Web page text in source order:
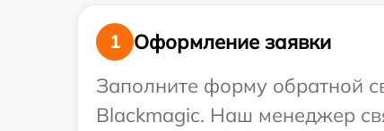
1
Оформление заявки
Заполните форму обратной
Blackmagic. Наш менеджер